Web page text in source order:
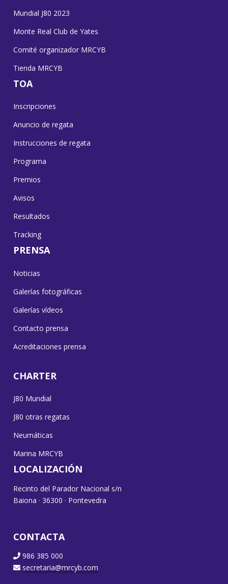
Mundial J80 2023
Monte Real Club de Yates
Comité organizador MRCYB
Tienda MRCYB
TOA
Inscripciones
Anuncio de regata
Instrucciones de regata
Programa
Premios
Avisos
Resultados
Tracking
PRENSA
Noticias
Galerías fotográficas
Galerías vídeos
Contacto prensa
Acreditaciones prensa
CHARTER
J80 Mundial
J80 otras regatas
Neumáticas
Marina MRCYB
LOCALIZACIÓN
Recinto del Parador Nacional s/n
Baiona · 36300 · Pontevedra
CONTACTA
986 385 000
secretaria@mrcyb.com